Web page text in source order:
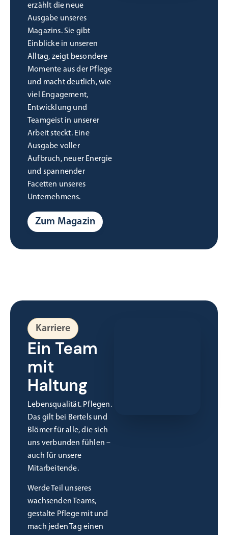
erzählt die neue
Ausgabe unseres
Magazins. Sie gibt
Einblicke in unseren
Alltag, zeigt besondere
Momente aus der Pflege
und macht deutlich, wie
viel Engagement,
Entwicklung und
Teamgeist in unserer
Arbeit steckt. Eine
Ausgabe voller
Aufbruch, neuer Energie
und spannender
Facetten unseres
Unternehmens.
Zum Magazin
Karriere
Ein Team
mit
Haltung
Lebensqualität. Pflegen.
Das gilt bei Bertels und
Blömer für alle, die sich
uns verbunden fühlen –
auch für unsere
Mitarbeitende.
Werde Teil unseres
wachsenden Teams,
gestalte Pflege mit und
mach jeden Tag einen